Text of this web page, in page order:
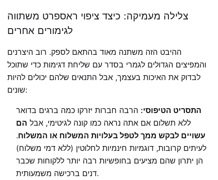
צלילה מעמיקה: כיצד ציפוי ראספרט משתווה
לגימורים אחרים
ההיבט הזה משתנה מאוד בהתאם לספק. רוב היצרנים
והמפיצים הגדולים לגמרי בסדר עם שליחת דגימות כדי שתוכל
לבדוק את האיכות בעצמך, אבל התנאים שלהם יכולים להיות
שונים:
התסריט הטיפוסי: הרבה חברות יזרקו כמה ברגים בדואר
ללא תשלום אם אתה נראה כמו קונה לגיטימי, אבל הם
עשויים לבקש ממך לטפל בעלויות המשלוח או המשלוח.
לעיתים קרובות, דוגמיות חינמיות לחלוטין (ללא דמי משלוח)
הן יתרון שהם מציעים בחופשיות רבה יותר ללקוחות שכבר
דנים ברכישה משמעותית.